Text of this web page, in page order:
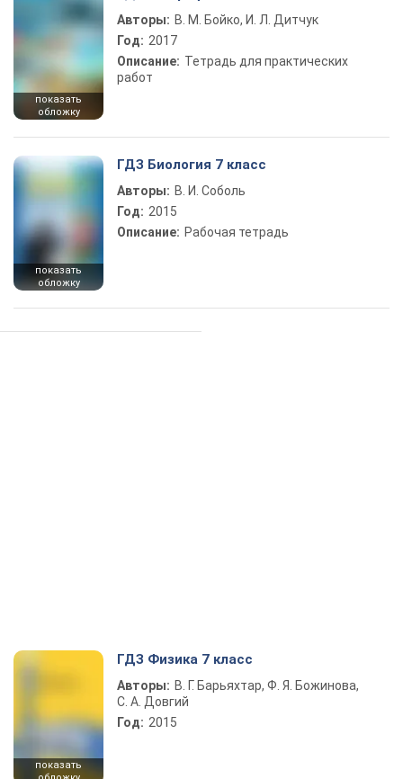
показать
обложку
Авторы: В. М. Бойко, И. Л. Дитчук
Год: 2017
Описание: Тетрадь для практических
работ
показать
обложку
ГДЗ Биология 7 класс
Авторы: В. И. Соболь
Год: 2015
Описание: Рабочая тетрадь
показать
ГДЗ Физика 7 класс
Авторы: В. Г. Барьяхтар, Ф. Я. Божинова,
С. А. Довгий
Год: 2015